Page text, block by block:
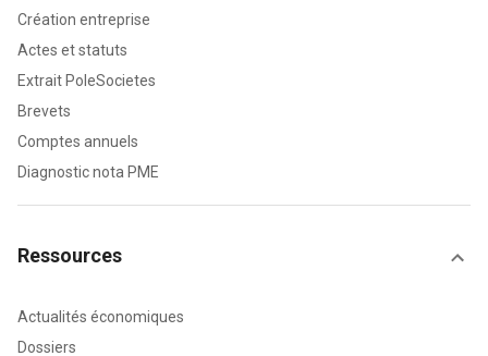
Création entreprise
Actes et statuts
Extrait PoleSocietes
Brevets
Comptes annuels
Diagnostic nota PME
Ressources
Actualités économiques
Dossiers